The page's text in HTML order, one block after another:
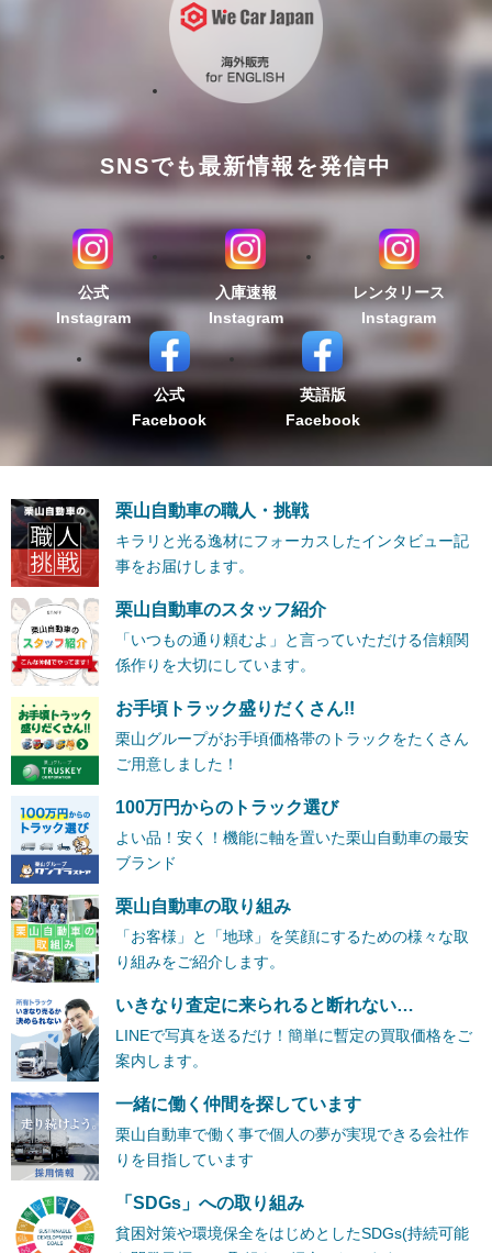
SNSでも最新情報を発信中
公式
Instagram
入庫速報
Instagram
レンタリース
Instagram
公式
Facebook
英語版
Facebook
栗山自動車の職人・挑戦
キラリと光る逸材にフォーカスしたインタビュー記
事をお届けします。
栗山自動車のスタッフ紹介
「いつもの通り頼むよ」と言っていただける信頼関
係作りを大切にしています。
お手頃トラック盛りだくさん!!
栗山グループがお手頃価格帯のトラックをたくさん
ご用意しました！
100万円からのトラック選び
よい品！安く！機能に軸を置いた栗山自動車の最安
ブランド
栗山自動車の取り組み
「お客様」と「地球」を笑顔にするための様々な取
り組みをご紹介します。
いきなり査定に来られると断れない…
LINEで写真を送るだけ！簡単に暫定の買取価格をご
案内します。
一緒に働く仲間を探しています
栗山自動車で働く事で個人の夢が実現できる会社作
りを目指しています
「SDGs」への取り組み
貧困対策や環境保全をはじめとしたSDGs(持続可能